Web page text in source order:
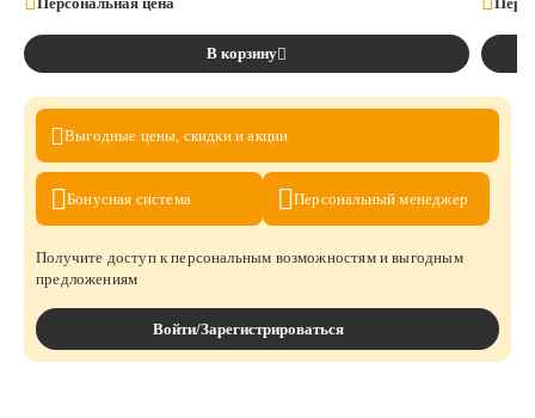
В корзину
Выгодные цены, скидки и акции
Бонусная система Персональныйменеджер
Получите доступ к персональным возможностям и выгодным
предложениям
Войти/Зарегистрироваться